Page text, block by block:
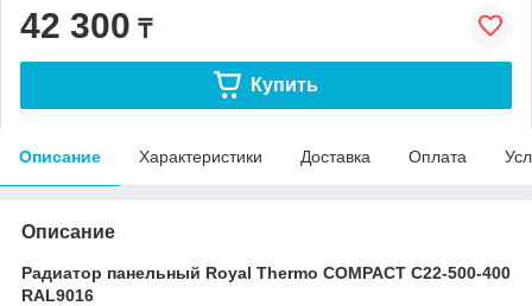
42 300 ₸
Купить
Описание Характеристики Доставка Оплата
Описание
Радиатор панельный Royal Thermo COMPACT C22-500-400
RAL9016